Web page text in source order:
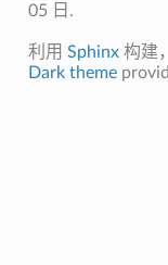
05 日.
利用 Sphinx构建
Dark theme